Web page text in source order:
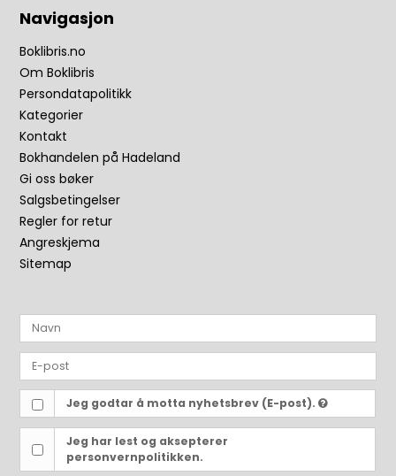
Navigasjon
Boklibris.no
Om Boklibris
Persondatapolitikk
Kategorier
Kontakt
Bokhandelen på Hadeland
Gi oss bøker
Salgsbetingelser
Regler for retur
Angreskjema
Sitemap
Jeg godtar å motta nyhetsbrev (E-post).
Jeg har lest og aksepterer
personvernpolitikken.